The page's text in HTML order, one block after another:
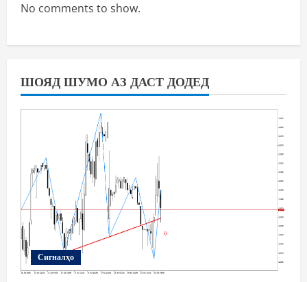
No comments to show.
ШОЯД ШУМО АЗ ДАСТ ДОДЕД
Сигналҳо